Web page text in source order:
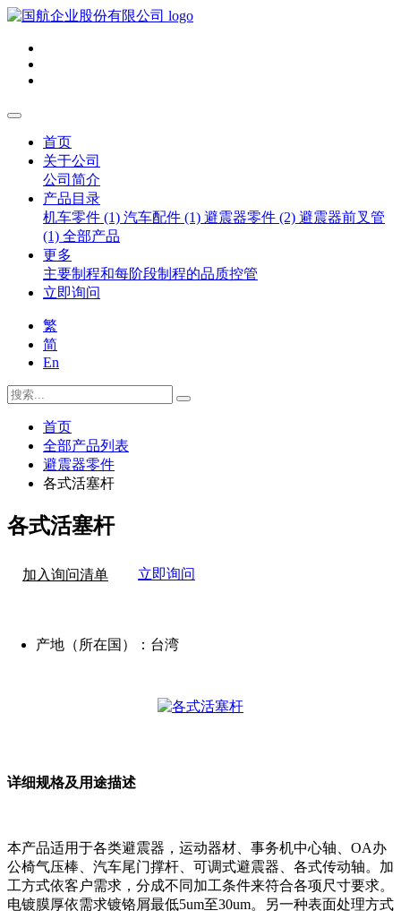
首页
关于公司
公司简介
产品目录
机车零件 (1) 汽车配件 (1) 避震器零件 (2) 避震器前叉管
(1) 全部产品
更多
主要制程和每阶段制程的品质控管
立即询问
繁
简
En
首页
全部产品列表
避震器零件
各式活塞杆
各式活塞杆
加入询问清单 立即询问
产地（所在国）： 台湾
详细规格及用途描述
本产品适用于各类避震器，运动器材、事务机中心轴、OA办
公椅气压棒、汽车尾门撑杆、可调式避震器、各式传动轴。加
工方式依客户需求，分成不同加工条件来符合各项尺寸要求。
电镀膜厚依需求镀铬屑最低5um至30um。另一种表面处理方式